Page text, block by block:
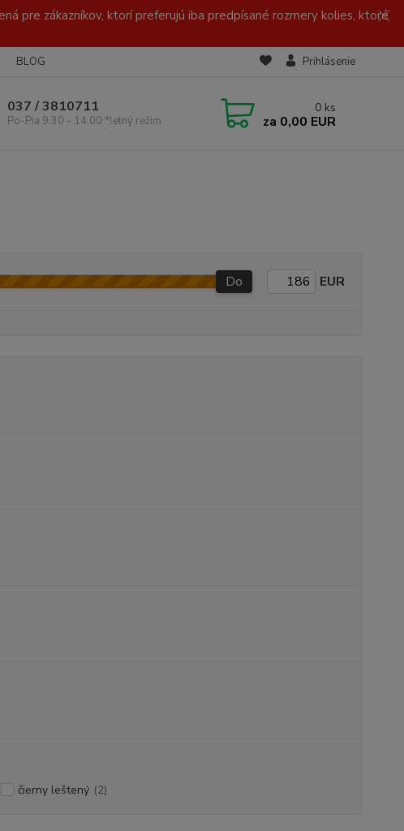
pre zákazníkov, ktorí preferujú iba predpísané rozmery kolies, ktoré
BLOG Prihlásenie
037 / 3810711
Po-Pia 9.30 - 14.00 *letný režim
0 ks
za 0,00 EUR
Do EUR
čierny leštený (2)